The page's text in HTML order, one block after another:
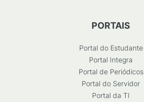
PORTAIS
Portal do Estudante
Portal Integra
Portal de Periódicos
Portal do Servidor
Portal da TI